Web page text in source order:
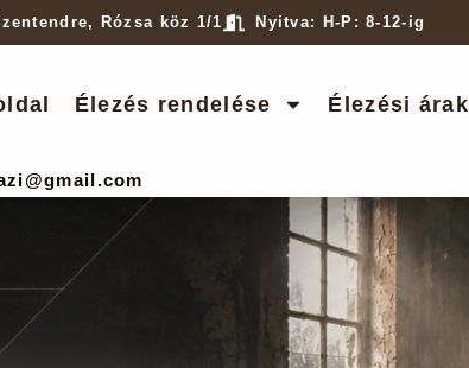
Rózsa köz 1/1 Nyitva: H-P: 8-12-ig
Élezés rendelése Élezési árak